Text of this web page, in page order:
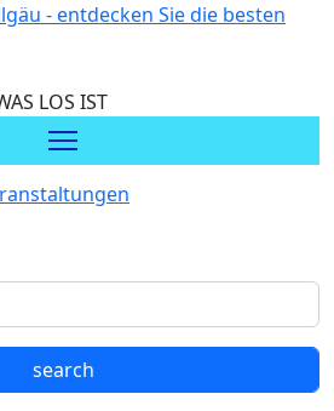
Direkt zum Inhalt
LOS IST